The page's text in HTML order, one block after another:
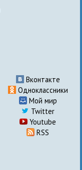
Вконтакте
Одноклассники
Мой мир
Twitter
Youtube
RSS